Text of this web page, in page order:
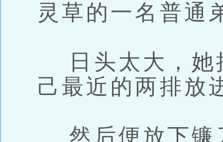
灵草的一名普通
日头太大，她
己最近的两排放
然后便放下镰